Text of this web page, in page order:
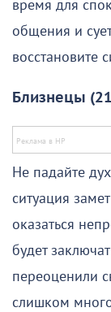
время для
общения и
восстановите
Близнецы
Не падайте
ситуация
оказаться
будет
переоценили
слишком